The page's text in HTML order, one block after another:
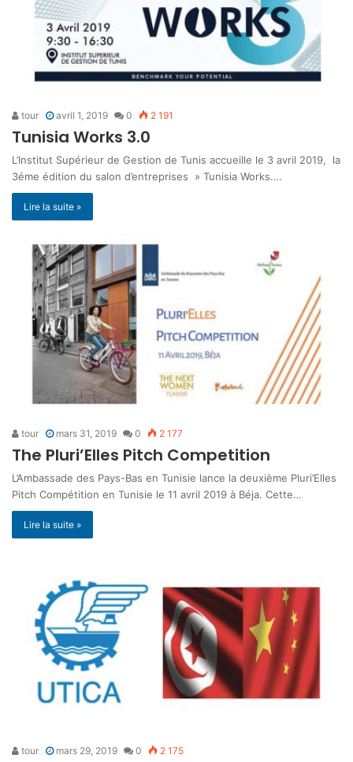
tour avril 1, 2019 0 2 191
Tunisia Works 3.0
L’Institut Supérieur de Gestion de Tunis accueille le 3 avril 2019, la
3éme édition du salon d’entreprises » Tunisia Works.…
Lire la suite »
tour mars 31, 2019 0 2 177
The Pluri’Elles Pitch Competition
L’Ambassade des Pays-Bas en Tunisie lance la deuxième Pluri’Elles
Pitch Compétition en Tunisie le 11 avril 2019 à Béja. Cette…
Lire la suite »
tour mars 29, 2019 0 2 175